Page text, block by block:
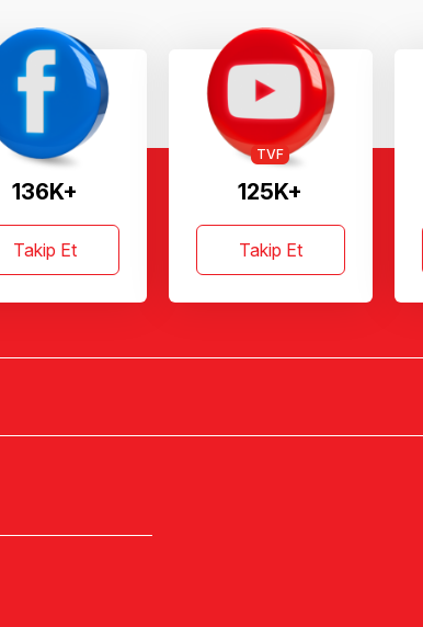
136K+
Takip Et
125K+
TVF
Takip Et